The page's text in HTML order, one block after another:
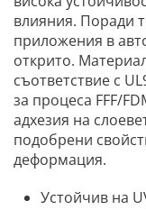
влияния. Поради
приложения в
открито.
съответствие с
за процеса FFF/
адхезия на
подобрени
деформация.
Устойчив на